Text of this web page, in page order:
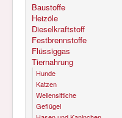
Baustoffe
Heizöle
Dieselkraftstoff
Festbrennstoffe
Flüssiggas
Tiernahrung
Hunde
Katzen
Wellensittiche
Geflügel